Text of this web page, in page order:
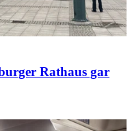
Rathaus gar